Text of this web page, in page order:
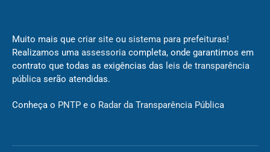
Muito mais que criar site ou sistema para prefeituras!
Realizamos uma assessoria completa, onde garantimos em
contrato que todas as exigências das leis de transparência
pública serão atendidas.
Conheça o PNTP e o Radar da Transparência Pública